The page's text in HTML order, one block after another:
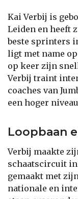
Kai Verbij is
Leiden en heeft
beste sprinters
ligt met name
op keer zijn
Verbij traint
coaches van
een hoger
Loopbaan
Verbij maakte
schaatscircuit
gemaakt met
nationale en